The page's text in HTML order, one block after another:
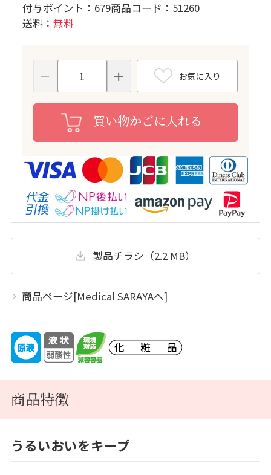
付与ポイント 679商品コード
51260
送料
無料
お気に入り
買い物かごに入れる
製品チラシ（2.2 MB）
商品ページ[Medical SARAYAへ]
商品特徴
うるいおいをキープ